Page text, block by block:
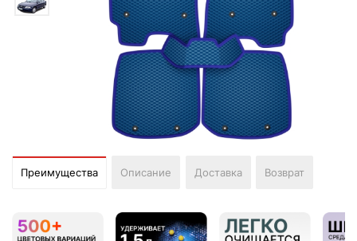
Преимущества Описание Доставка Возврат